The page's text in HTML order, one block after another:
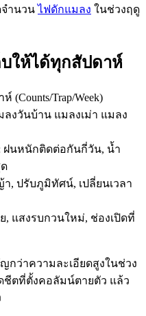
จำนวนไฟดักแมลง ในช่วงฤดู
ให้ได้ทุกสัปดาห์
Trap/Week)
งวันบ้าน แมลงเม่า แมลง
ฝนหนักติดต่อกันกี่วัน, น้ำ
, ปรับภูมิทัศน์, เปลี่ยนเวลา
, แสงรบกวนใหม่, ช่องเปิดที่
กว่าความละเอียดสูงในช่วง
ชีตที่ตั้งคอลัมน์ตายตัว แล้ว